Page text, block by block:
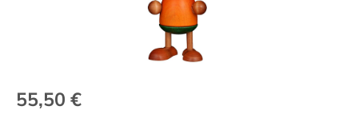
Regulärer Preis:
55,50 €